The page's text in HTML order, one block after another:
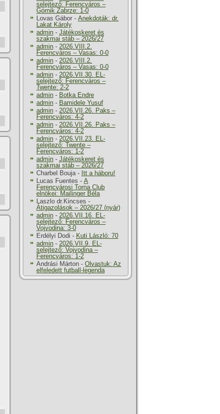
selejtező: Ferencváros –
Górnik Zabrze: 1-0
Lovas Gábor - Anekdoták: dr.
Lakat Károly
admin - Játékoskeret és
szakmai stáb – 2026/27
admin - 2026.VIII.2.
Ferencváros – Vasas: 0-0
admin - 2026.VIII.2.
Ferencváros – Vasas: 0-0
admin - 2026.VII.30. EL-
selejtező: Ferencváros –
Twente: 2-2
admin - Botka Endre
admin - Bamidele Yusuf
admin - 2026.VII.26. Paks –
Ferencváros: 4-2
admin - 2026.VII.26. Paks –
Ferencváros: 4-2
admin - 2026.VII.23. EL-
selejtező: Twente –
Ferencváros: 1-2
admin - Játékoskeret és
szakmai stáb – 2026/27
Charbel Bouja- Itt a háboru!
Lucas Fuentes - A
Ferencvárosi Torna Club
elnökei: Mailinger Béla
Laszlo dr.Kincses -
Átigazolások – 2026/27 (nyár)
admin - 2026.VII.16. EL-
selejtező: Ferencváros –
Vojvodina: 3-0
Erdélyi Dodi - Kuti László: 70
admin - 2026.VII.9. EL-
selejtező: Vojvodina –
Ferencváros: 1-2
Andrási Márton - Olvastuk: Az
elfeledett futball-legenda